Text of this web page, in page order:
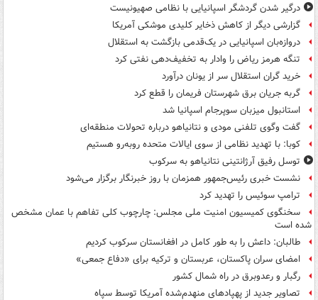
درگیر شدن گردشگر اسپانیایی با نظامی صهیونیست
گزارشی دیگر از کاهش ذخایر کلیدی موشکی آمریکا
دروازه‌بان اسپانیایی در یک‌قدمی بازگشت به استقلال
تنگه هرمز ریاض را وادار به تخفیف‌دهی نفتی کرد
خرید گران استقلال سر از یونان درآورد
گربه جریان برق شهرستان فریمان را قطع کرد
استانبول میزبان سوپرجام اسپانیا شد
گفت وگوی تلفنی مودی و نتانیاهو درباره تحولات منطقه‌ای
کوبا: با تهدید نظامی از سوی ایالات متحده روبه‌رو هستیم
توسل رفیق آرژانتینی نتانیاهو به سرکوب
نشست خبری رئیس‌جمهور همزمان با روز خبرنگار برگزار می‌شود
ترامپ سوئیس را تهدید کرد
سخنگوی کمیسیون امنیت ملی مجلس: چارچوب کلی تفاهم با عمان مشخص
شده است
طالبان: داعش را به طور کامل در افغانستان سرکوب کردیم
امضای سران پاکستان، عربستان و ترکیه برای «دفاع جمعی»
رگبار و رعدوبرق در راه شمال کشور
تصاویر جدید از پهپادهای منهدم‌شده آمریکا توسط سپاه